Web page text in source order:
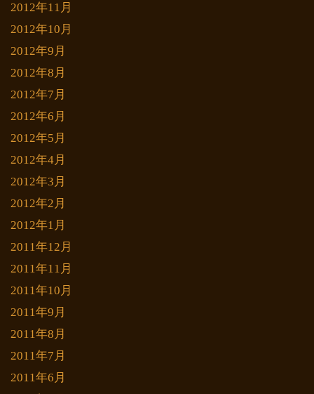
2012年11月
2012年10月
2012年9月
2012年8月
2012年7月
2012年6月
2012年5月
2012年4月
2012年3月
2012年2月
2012年1月
2011年12月
2011年11月
2011年10月
2011年9月
2011年8月
2011年7月
2011年6月